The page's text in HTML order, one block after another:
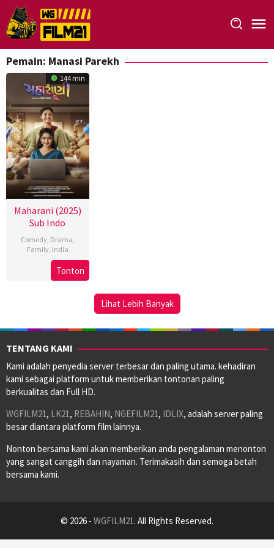
Loncat
ke
konten
Pemain: Manasi Parekh
144 min
Maharani (2025)
Sub Indo
Comedy, Drama
Family, India
Aug
Viral
Shah
Tonton
Lihat Lebih Banyak
TENTANG KAMI
Kami adalah penyedia server terbesar dan paling utama. kehadiran
kami sebagai platform untuk memberikan tontonan paling
berkualitas dan Full HD.
WGFILM21, LK21, REBAHIN, NGEFILM21, IDLIX, adalah server paling
besar diantara platform film lainnya.
Nonton bersama kami akan memberikan anda pengalaman menonton
yang sangat canggih dan nayaman. Terimakasih dan semoga betah
bersama kami.
© 2026 - WGFILM21. All Rights Reserved.